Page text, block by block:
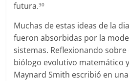
futura.30
Muchas de estas ideas de la
fueron absorbidas por la
sistemas. Reflexionando
biólogo evolutivo matemático
Maynard Smith escribió en